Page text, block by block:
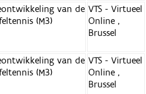
van de
(M3)
VTS - Virtueel
Online ,
Brussel
van de
(M3)
VTS - Virtueel
Online ,
Brussel